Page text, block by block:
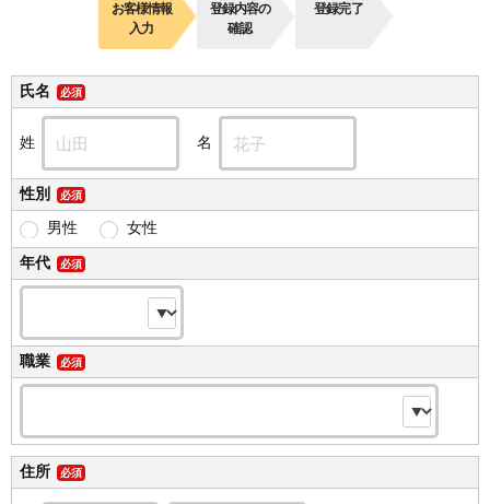
お客様情報
入力
登録内容の
確認
登録完了
氏名 必須
姓 名
性別 必須
男性
女性
年代
必須
職業 必須
住所 必須